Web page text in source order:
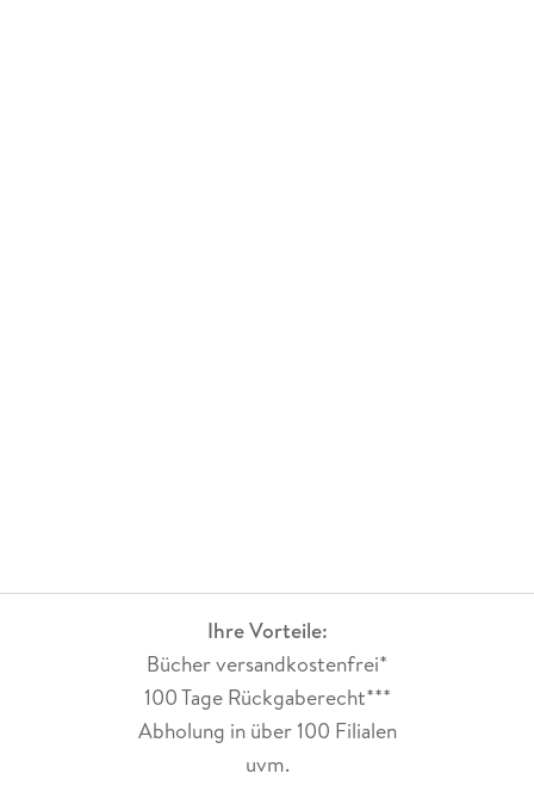
Ihre Vorteile:
Bücher versandkostenfrei*
100 Tage Rückgaberecht***
Abholung in über 100 Filialen
uvm.